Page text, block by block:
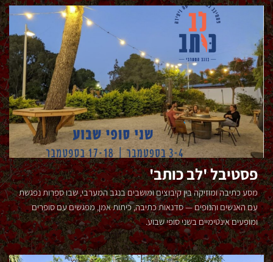
פסטיבל 'לב כותב'
מסע כתיבה ומוזיקה בין קיבוצים ומושבים בנגב המערבי, שבו ספרות נפגשת
עם האנשים והנופים — סדנאות כתיבה, כיתות אמן, מפגשים עם סופרים
ומופעים אינטימיים בשני סופי שבוע.
הקטגוריות
פעילויות
חקלאיות
אטרקציות
גלריות
וקניות
מוזיאונים
ואתרי
מורשת
קבוצות
פרטיות
פאבים,